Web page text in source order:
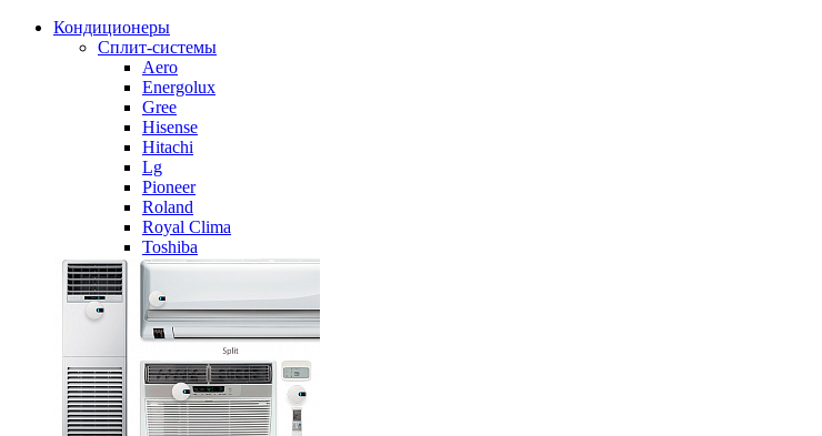
Кондиционеры
Сплит-системы
Aero
Energolux
Gree
Hisense
Hitachi
Lg
Pioneer
Roland
Royal Clima
Toshiba